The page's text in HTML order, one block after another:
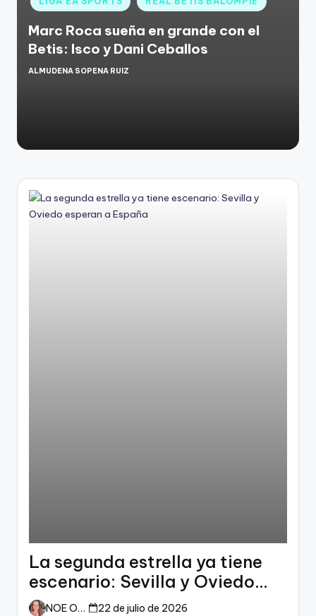
Marc Roca sueña en grande con el
Betis: Isco y Dani Ceballos
ALMUDENA SOPENA RUIZ
La segunda estrella ya tiene
escenario: Sevilla y Oviedo
esperan a España
NOE ORTIZ 22 de julio de 2026